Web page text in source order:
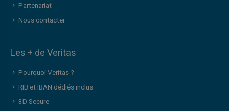
Partenariat
Nous contacter
Les + de Veritas
Pourquoi Veritas ?
RIB et IBAN dédiés inclus
3D Secure